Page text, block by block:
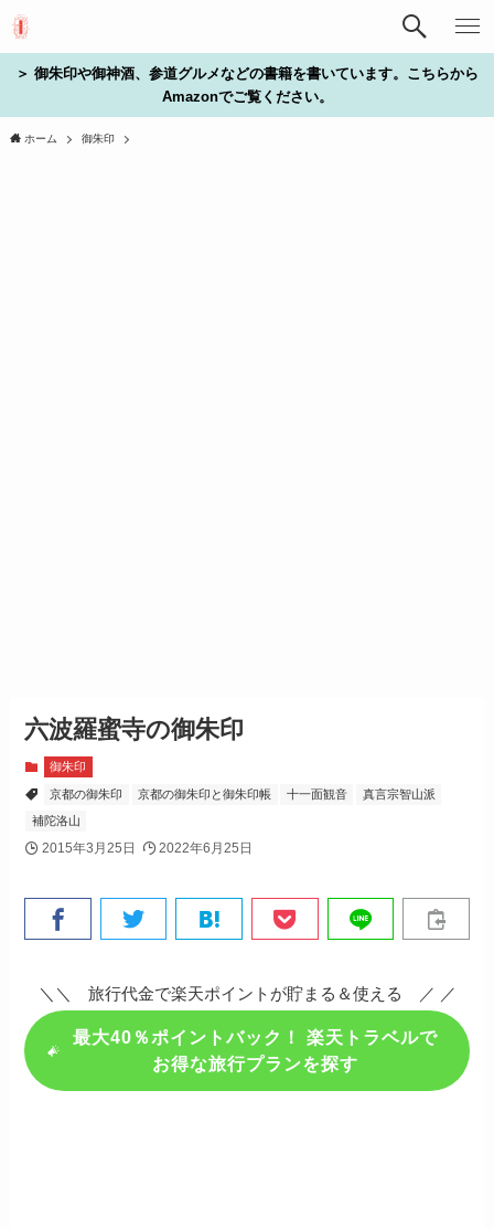
＞ 御朱印や御神酒、参道グルメなどの書籍を書いています。こちらから
Amazonでご覧ください。
ホーム 御朱印
六波羅蜜寺の御朱印
御朱印
京都の御朱印 京都の御朱印と御朱印帳 十一面観音 真言宗智山派
補陀洛山
2015年3月25日 2022年6月25日
＼＼ 旅行代金で楽天ポイントが貯まる＆使える ／ ／
最大40％ポイントバック！ 楽天トラベルで
お得な旅行プランを探す